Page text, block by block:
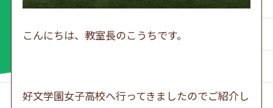
こんにちは、教室長のこうちです。
好文学園女子高校へ行ってきましたのでご紹介し